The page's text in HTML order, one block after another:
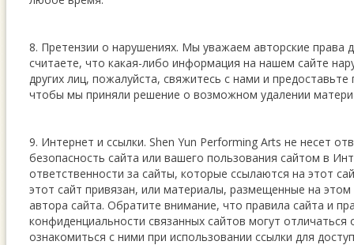
8. Претензии о нарушениях. Мы уважаем авторские права
считаете, что какая-либо информация на нашем сайте
других лиц, пожалуйста, свяжитесь с нами и
чтобы мы приняли решение о возможном удалении
9. Интернет и ссылки. Shen Yun Performing Arts не несет
безопасность сайта или вашего пользования сайтом в
ответственности за сайты, которые ссылаются на этот
этот сайт привязан, или материалы, размещенные на
автора сайта. Обратите внимание, что правила сайта и
конфиденциальности связанных сайтов могут
ознакомиться с ними при использовании ссылки для